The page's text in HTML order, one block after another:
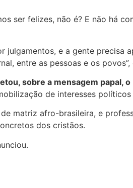
ser felizes, não é? E não há
julgamentos, e a gente precisa
entre as pessoas e os povos”,
sobre a mensagem papal, o
de interesses
matriz afro-brasileira, e
dos cristãos.